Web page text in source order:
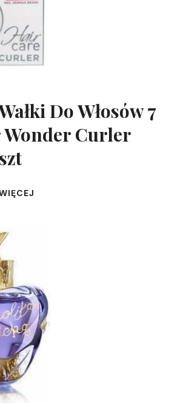
Do Włosów 7
Wonder Curler